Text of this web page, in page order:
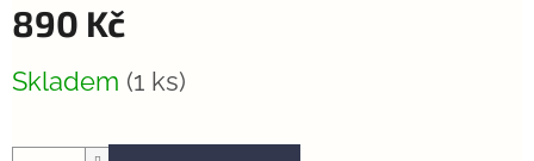
890 Kč
cena:
Skladem (1 ks)